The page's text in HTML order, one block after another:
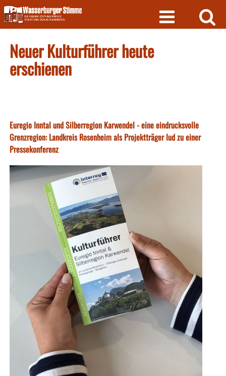
Skip
to
content
Neuer Kulturführer heute
erschienen
Euregio Inntal und Silberregion Karwendel - eine eindrucksvolle
Grenzregion: Landkreis Rosenheim als Projektträger lud zu einer
Pressekonferenz